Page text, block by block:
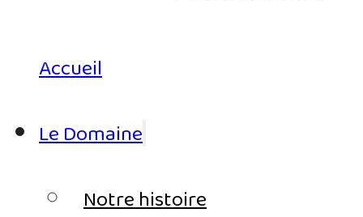
Accueil
Le Domaine
Notre histoire